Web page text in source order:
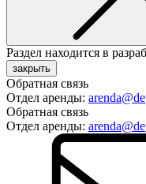
Раздел находится в
закрыть
Обратная связь
Отдел аренды:
Обратная связь
Отдел аренды: